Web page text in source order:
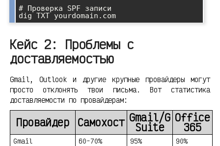
# Проверка SPF записи
Кейс 2: Проблемы с
доставляемостью
Gmail, Outlook и другие крупные провайдеры могут
просто отклонять твои письма. Вот статистика
доставляемости по провайдерам:
Провайдер Самохост Gmail/G
Suite
Office
365
Gmail 60-70% 95%
90%